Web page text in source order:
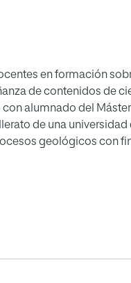
en formación
de contenidos de
alumnado del
de una
geológicos con
formativa, destacando
entre los contenidos
atribuye a esta
En conjunto,
activo y la